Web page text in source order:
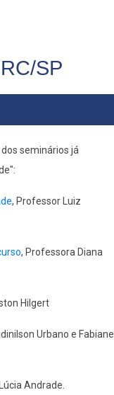
SP
seminários já
, Professor Luiz
, Professora Diana
Hilgert
Urbano e Fabiane
Andrade.